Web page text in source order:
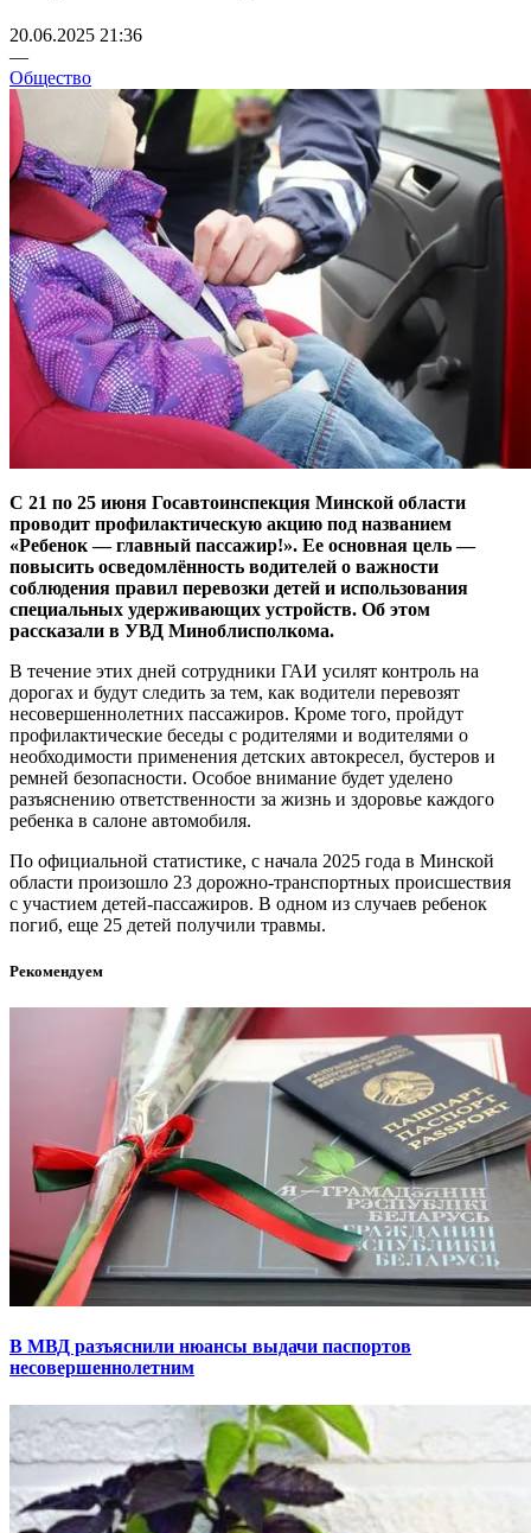
20.06.2025 21:36
—
Общество
С 21 по 25 июня Госавтоинспекция Минской области
проводит профилактическую акцию под названием
«Ребенок — главный пассажир!». Ее основная цель —
повысить осведомлённость водителей о важности
соблюдения правил перевозки детей и использования
специальных удерживающих устройств. Об этом
рассказали в УВД Миноблисполкома.
В течение этих дней сотрудники ГАИ усилят контроль на
дорогах и будут следить за тем, как водители перевозят
несовершеннолетних пассажиров. Кроме того, пройдут
профилактические беседы с родителями и водителями о
необходимости применения детских автокресел, бустеров и
ремней безопасности. Особое внимание будет уделено
разъяснению ответственности за жизнь и здоровье каждого
ребенка в салоне автомобиля.
По официальной статистике, с начала 2025 года в Минской
области произошло 23 дорожно-транспортных происшествия
с участием детей-пассажиров. В одном из случаев ребенок
погиб, еще 25 детей получили травмы.
Рекомендуем
В МВД разъяснили нюансы выдачи паспортов
несовершеннолетним